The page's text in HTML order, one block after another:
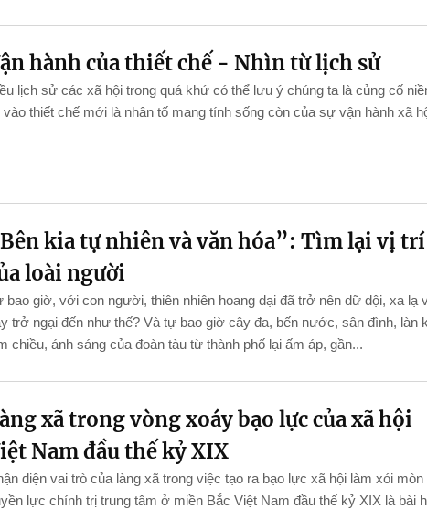
hành của thiết chế - Nhìn từ lịch sử
lịch sử các xã hội trong quá khứ có thể lưu ý chúng ta là củng cố
vào thiết chế mới là nhân tố mang tính sống còn của sự vận hành xã
kia tự nhiên và văn hóa”: Tìm lại vị trí
loài người
bao giờ, với con người, thiên nhiên hoang dại đã trở nên dữ dội, xa lạ
trở ngại đến như thế? Và tự bao giờ cây đa, bến nước, sân đình, làn
chiều, ánh sáng của đoàn tàu từ thành phố lại ấm áp, gần...
xã trong vòng xoáy bạo lực của xã hội
Nam đầu thế kỷ XIX
diện vai trò của làng xã trong việc tạo ra bạo lực xã hội làm xói mòn
lực chính trị trung tâm ở miền Bắc Việt Nam đầu thế kỷ XIX là bài